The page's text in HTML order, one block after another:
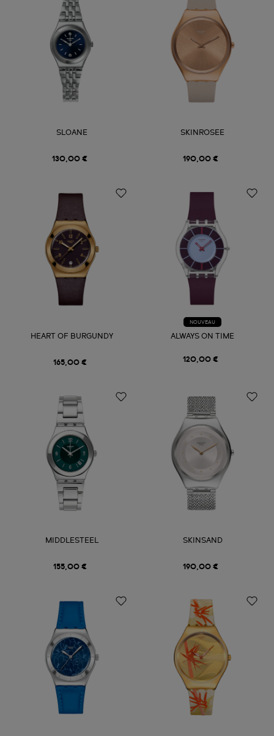
SLOANE
130,00 €
SKINROSEE
190,00 €
HEART OF BURGUNDY
165,00 €
NOUVEAU
ALWAYS ON TIME
120,00 €
MIDDLESTEEL
155,00 €
SKINSAND
190,00 €